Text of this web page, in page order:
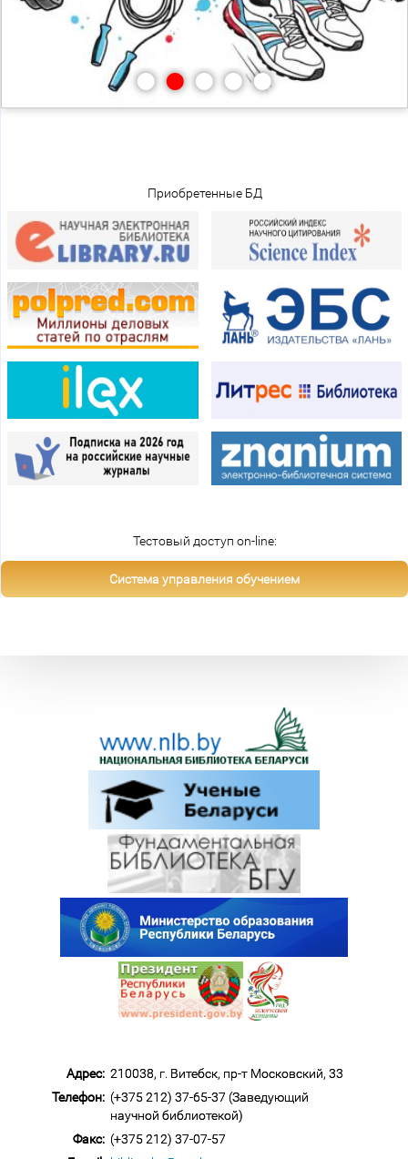
•••••
Приобретенные БД
Тестовый доступ on-line:
Система управления обучением
Адрес: 210038, г. Витебск, пр-т Московский, 33
Телефон: (+375 212) 37-65-37 (Заведующий
научной библиотекой)
Факс: (+375 212) 37-07-57